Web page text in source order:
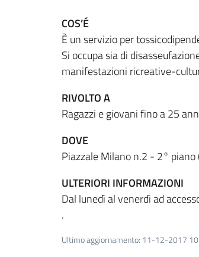
COS’É
È un servizio per
Si occupa sia di
manifestazioni ricreative-
RIVOLTO A
Ragazzi e giovani fino a 25
DOVE
Piazzale Milano n.2 - 2° piano
ULTERIORI INFORMAZIONI
Dal lunedì al venerdì ad
.
Ultimo aggiornamento: 11-12-2017